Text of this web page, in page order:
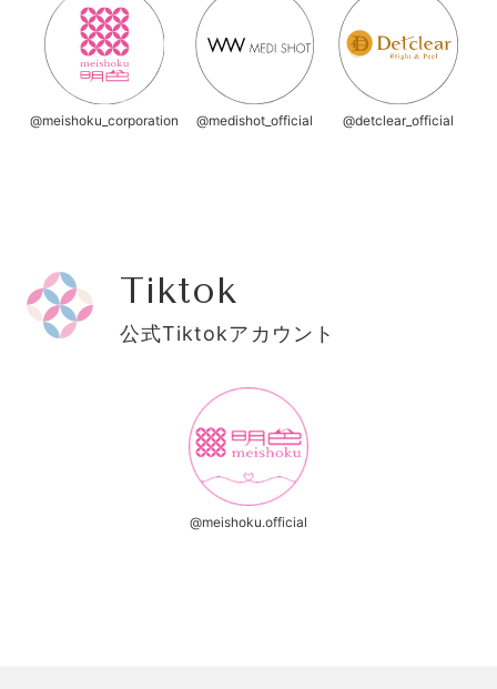
@meishoku_corporation @medishot_official @detclear_official
Tiktok
公式Tiktokアカウント
@meishoku.official